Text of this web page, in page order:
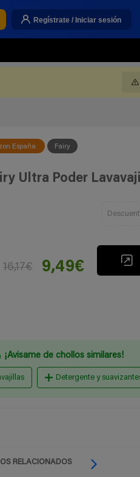
Regístrate / Iniciar sesión
España Fairy
Ultra Poder
16,17€ 9,49€
¡Avisame de chollos similares!
Detergente y
RELACIONADOS